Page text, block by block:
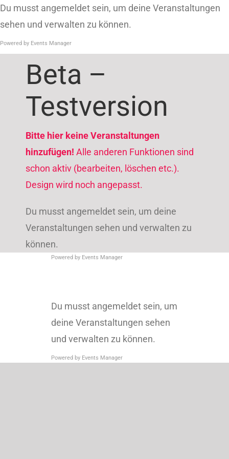
Zum
Inhalt
springen
Du musst angemeldet sein, um deine Veranstaltungen
sehen und verwalten zu können.
Powered by Events Manager
Beta –
Testversion
Bitte hier keine Veranstaltungen
hinzufügen! Alle anderen Funktionen sind
schon aktiv (bearbeiten, löschen etc.).
Design wird noch angepasst.
Du musst angemeldet sein, um deine
Veranstaltungen sehen und verwalten zu
können.
Powered by Events Manager
Du musst angemeldet sein, um
deine Veranstaltungen sehen
und verwalten zu können.
Powered by Events Manager